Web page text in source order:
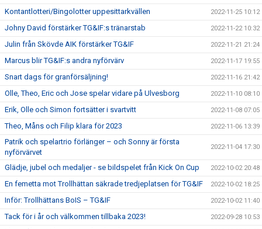
Kontantlotteri/Bingolotter uppesittarkvällen 2022-11-25 10:12
Johny David förstärker TG&IF:s tränarstab 2022-11-22 10:32
Julin från Skövde AIK förstärker TG&IF 2022-11-21 21:24
Marcus blir TG&IF:s andra nyförvärv 2022-11-17 19:55
Snart dags för granförsäljning! 2022-11-16 21:42
Olle, Theo, Eric och Jose spelar vidare på Ulvesborg 2022-11-10 08:10
Erik, Olle och Simon fortsätter i svartvitt 2022-11-08 07:05
Theo, Måns och Filip klara för 2023 2022-11-06 13:39
Patrik och spelartrio förlänger – och Sonny är första
nyförvärvet
2022-11-04 17:30
Glädje, jubel och medaljer - se bildspelet från Kick On Cup 2022-10-02 20:48
En femetta mot Trollhättan säkrade tredjeplatsen för TG&IF 2022-10-02 18:25
Inför: Trollhättans BoIS – TG&IF 2022-10-02 11:40
Tack för i år och välkommen tillbaka 2023! 2022-09-28 10:53